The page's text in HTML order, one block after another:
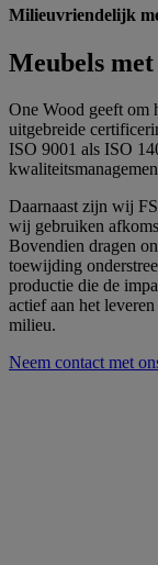
Milieuvriendelijk
Meubels met
One Wood geeft om
uitgebreide
ISO 9001 als ISO
Daarnaast zijn wij
wij gebruiken
Bovendien dragen
toewijding
productie die de
actief aan het
milieu.
Neem contact met